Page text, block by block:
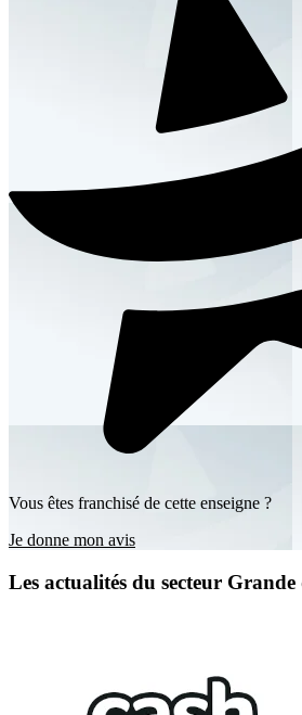
Vous êtes franchisé de cette enseigne ?
Je donne mon avis
Les actualités du secteur